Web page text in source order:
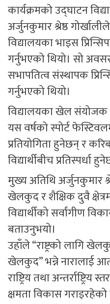
कार्यक्रमको उद्घाटन
अर्जुनकुमार श्रेष्ठ
विद्यालयका भाइस
गर्नुभएको थियो। सो
सभापतित्व संस्थापक
गर्नुभएको थियो।
विद्यालयका खेल
यस वर्षको स्पोर्ट
प्रतियोगिता हुनेछन् र
विद्यार्थीबीच प्रतिस्पर्धा
मुख्य अतिथि अर्जुनकुमार
खेलकुद र शैक्षिक दुवै
विद्यार्थीको सर्वांगीण
बताउनुभयो।
उहाँले “राष्ट्रको लागि
खेलकुद” भन्ने नारालाई
राष्ट्रिय तथा
क्षमता विकास